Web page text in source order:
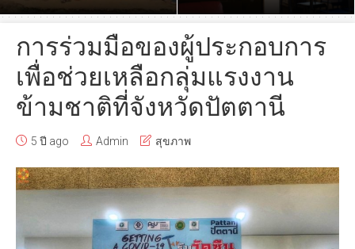
การร่วมมือของผู้ประกอบการ
เพื่อช่วยเหลือกลุ่มแรงงาน
ข้ามชาติที่จังหวัดปัตตานี
5 ปี ago Admin สุขภาพ